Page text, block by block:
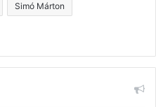
Simó Márton